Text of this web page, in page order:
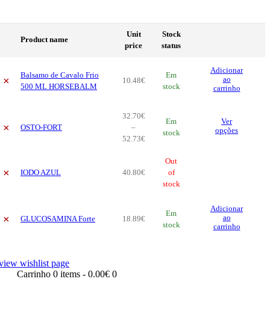
Product name
Unit
price
Stock
status
×
Balsamo de Cavalo Frio
500 ML HORSEBALM
10 48€
Em
stock
Adicionar
ao
carrinho
× OSTO-FORT
32 70€
–
52 73€Price
€
through
73€
Em
stock
Ver
opções
× IODO AZUL 40 80€
Out
of
stock
× GLUCOSAMINA Forte 18 89€
Em
stock
Adicionar
ao
carrinho
wishlist page
Carrinho 0 items - 0.00€ 0